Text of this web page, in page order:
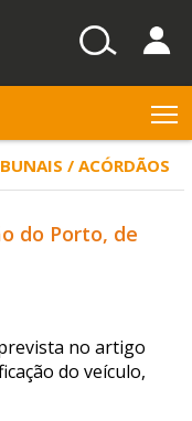
/ ACÓRDÃOS
do Porto, de
no artigo
do veículo,